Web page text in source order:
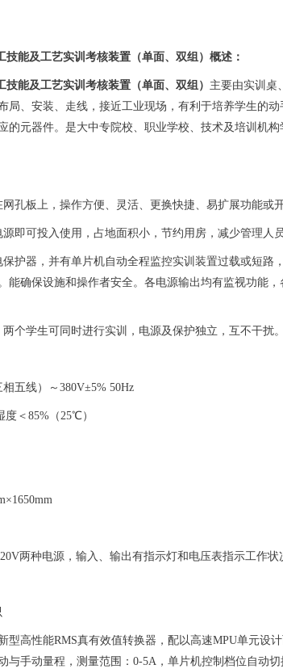
能及工艺实训考核装置（单面、双组）概述：
能及工艺实训考核装置（单面、双组） 主要由实训桌
局、安装、走线，接近工业现场，有利于培养学生的
的元器件。是大中专院校、职业学校、技术及培训机
孔板上，操作方便、灵活、更换快捷、易扩展功能或
即可投入使用，占地面积小，节约用房，减少管理人
护器，并有单片机自动全程监控实训装置过载或短路
能确保设施和操作者安全。各电源输出均有监视功能
个学生可同时进行实训，电源及保护独立，互不干扰。
五线）～380V±5% 50Hz
＜85%（25℃）
两种电源，输入、输出有指示灯和电压表指示工作状
型高性能RMS真有效值转换器，配以高速MPU单元设
与手动量程，测量范围：0-5A，单片机控制档位自动